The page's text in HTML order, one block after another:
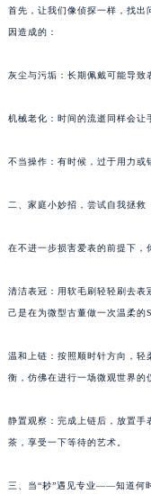
首先，让我们像侦探一样，找出
因造成的：
灰尘与污垢：长期佩戴可能导致
机械老化：时间的流逝同样会让
不当操作：有时候，过于用力或
二、家庭小妙招，尝试自我拯救
在不进一步损害爱表的前提下，
清洁表冠：用软毛刷轻轻刷去表
己是在为微型古董做一次温柔的
温和上链：按照顺时针方向，轻
衡，仿佛在进行一场微观世界的
静置观察：完成上链后，放置手
茶，享受一下等待的艺术。
三、当“耖”遇见专业——知道何